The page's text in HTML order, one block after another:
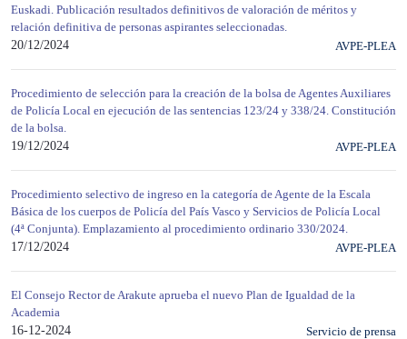
Euskadi. Publicación resultados definitivos de valoración de méritos y
relación definitiva de personas aspirantes seleccionadas.
20/12/2024
AVPE-PLEA
Procedimiento de selección para la creación de la bolsa de Agentes Auxiliares
de Policía Local en ejecución de las sentencias 123/24 y 338/24. Constitución
de la bolsa.
19/12/2024
AVPE-PLEA
Procedimiento selectivo de ingreso en la categoría de Agente de la Escala
Básica de los cuerpos de Policía del País Vasco y Servicios de Policía Local
(4ª Conjunta). Emplazamiento al procedimiento ordinario 330/2024.
17/12/2024
AVPE-PLEA
El Consejo Rector de Arakute aprueba el nuevo Plan de Igualdad de la
Academia
16-12-2024
Servicio de prensa